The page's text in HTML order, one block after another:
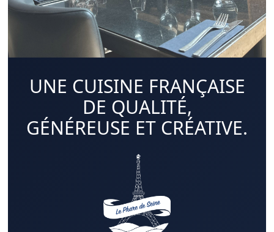
UNE CUISINE FRANÇAISE
DE QUALITÉ,
GÉNÉREUSE ET CRÉATIVE.